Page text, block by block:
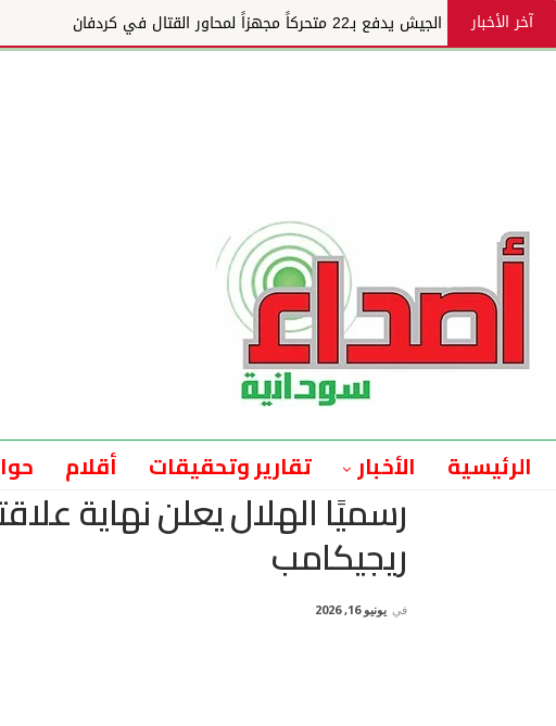
آخر الأخبار الجيش يدفع بـ22 متحركاً مجهزاً لمحاور القتال في كردفان
الرئيسية الأخبار تقارير وتحقيقات أقلام
رسميًا الهلال يعلن نهاية
ريجيكامب
في يونيو 16, 2026